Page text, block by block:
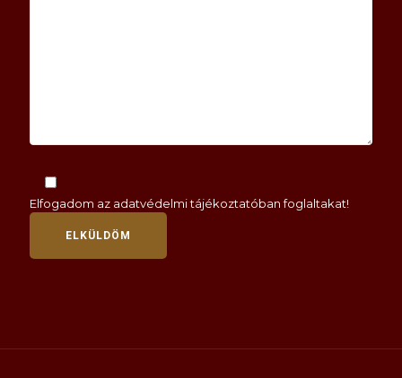
Elfogadom az adatvédelmi tájékoztatóbanfoglaltakat!